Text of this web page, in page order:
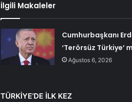
İlgili Makaleler
Cumhurbaşkanı
‘Terörsüz Türkiye’
Ağustos 6, 2026
TÜRKİYE’DE İLK KEZ